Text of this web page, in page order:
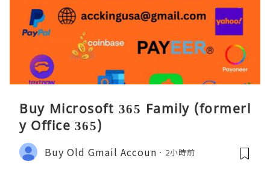
Buy Microsoft 365 Family (formerl
y Office 365)
Buy Old Gmail Accoun 2小時前